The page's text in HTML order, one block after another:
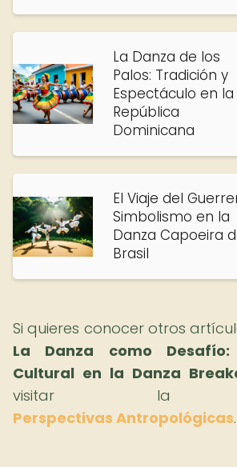
La Danza de los
Palos: Tradición y
Espectáculo en la
República
Dominicana
El Viaje del
Simbolismo en la
Danza Capoeira
Brasil
Si quieres conocer otros
La Danza como
Cultural en la Danza
visitar la
Perspectivas Antropológicas.